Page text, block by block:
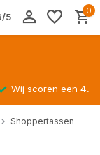
5
0
Wij scoren een
Shoppertassen